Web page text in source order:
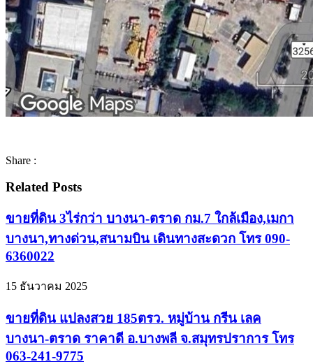
Share :
Related Posts
ขายที่ดิน 3ไร่กว่า บางนา-ตราด กม.7 ใกล้เมือง,เมกา
บางนา,ทางด่วน,สนามบิน เดินทางสะดวก โทร 090-
6360022
15 ธันวาคม 2025
ขายที่ดิน แปลงสวย 185ตรว. หมู่บ้าน กรีน เลค
บางนา-ตราด ราคาดี อ.บางพลี จ.สมุทรปราการ โทร
063-241-9775